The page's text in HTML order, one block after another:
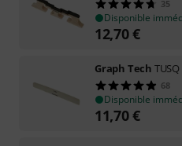
35
Disponible
12,70€
Graph Tech
68
Disponible
11,70€